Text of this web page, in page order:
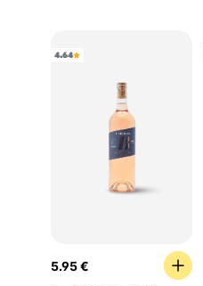
4.64
Rosé Saint Barthélémy
5.95 €